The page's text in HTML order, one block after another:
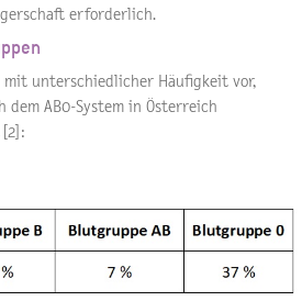
erforderlich.
mit unterschiedlicher Häufigkeit vor,
dem AB0-System in Österreich
[2]: